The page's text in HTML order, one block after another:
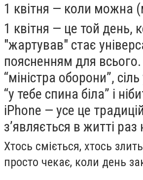
1 квітня — коли можна
1 квітня — це той день,
"жартував" стає
поясненням для всього.
“міністра оборони”,
“у тебе спина біла” і
iPhone — усе це
з’являється в житті раз
Хтось сміється, хтось
просто чекає, коли день